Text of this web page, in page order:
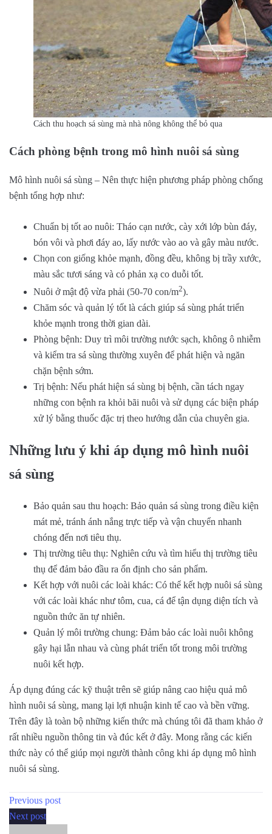
Cách thu hoạch sá sùng mà nhà nông không thể bỏ qua
Cách phòng bệnh trong mô hình nuôi sá sùng
Mô hình nuôi sá sùng – Nên thực hiện phương pháp phòng chống
bệnh tổng hợp như:
Chuẩn bị tốt ao nuôi: Tháo cạn nước, cày xới lớp bùn đáy,
bón vôi và phơi đáy ao, lấy nước vào ao và gây màu nước.
Chọn con giống khỏe mạnh, đồng đều, không bị trầy xước,
màu sắc tươi sáng và có phản xạ co duỗi tốt.
Nuôi ở mật độ vừa phải (50-70 con/m2).
Chăm sóc và quản lý tốt là cách giúp sá sùng phát triển
khỏe mạnh trong thời gian dài.
Phòng bệnh: Duy trì môi trường nước sạch, không ô nhiễm
và kiểm tra sá sùng thường xuyên để phát hiện và ngăn
chặn bệnh sớm.
Trị bệnh: Nếu phát hiện sá sùng bị bệnh, cần tách ngay
những con bệnh ra khỏi bãi nuôi và sử dụng các biện pháp
xử lý bằng thuốc đặc trị theo hướng dẫn của chuyên gia.
Những lưu ý khi áp dụng mô hình nuôi
sá sùng
Bảo quản sau thu hoạch: Bảo quản sá sùng trong điều kiện
mát mẻ, tránh ánh nắng trực tiếp và vận chuyển nhanh
chóng đến nơi tiêu thụ.
Thị trường tiêu thụ: Nghiên cứu và tìm hiểu thị trường tiêu
thụ để đảm bảo đầu ra ổn định cho sản phẩm.
Kết hợp với nuôi các loài khác: Có thể kết hợp nuôi sá sùng
với các loài khác như tôm, cua, cá để tận dụng diện tích và
nguồn thức ăn tự nhiên.
Quản lý môi trường chung: Đảm bảo các loài nuôi không
gây hại lẫn nhau và cùng phát triển tốt trong môi trường
nuôi kết hợp.
Áp dụng đúng các kỹ thuật trên sẽ giúp nâng cao hiệu quả mô
hình nuôi sá sùng, mang lại lợi nhuận kinh tế cao và bền vững.
Trên đây là toàn bộ những kiến thức mà chúng tôi đã tham khảo ở
rất nhiều nguồn thông tin và đúc kết ở đây. Mong rằng các kiến
thức này có thể giúp mọi người thành công khi áp dụng mô hình
nuôi sá sùng.
Previous post
Next post